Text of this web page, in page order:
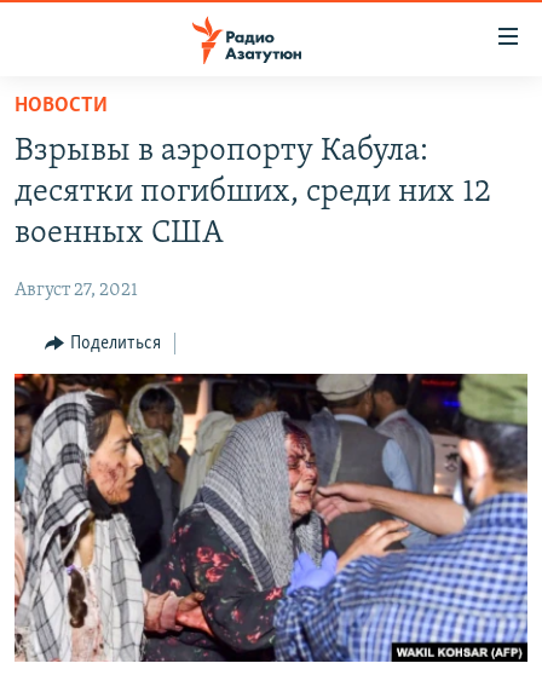
Перейти
основному
содержанию
основной
навигации
Перейти
поиску
НОВОСТИ
ЭКОНОМИКА
РЕГИОН
НАГОРНЫЙ КАРАБАХ
КУЛЬТУРА
СПОРТ
АРХИВ
Հայերեն
English
НОВОСТИ
Взрывы в аэропорту Кабула:
десятки погибших, среди них 12
военных США
Август 27, 2021
Поделиться